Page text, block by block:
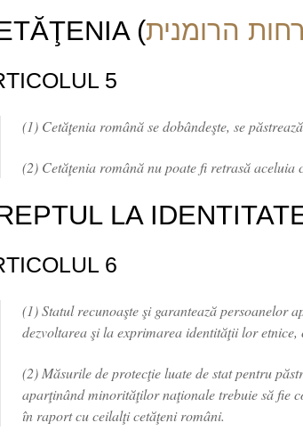
הרומנית
5
(1) Cetăţenia română se dobândeşte, se
(2) Cetăţenia română nu poate fi retrasă aceluia
LA
6
(1) Statul recunoaşte şi garantează
dezvoltarea şi la exprimarea identităţii lor
(2) Măsurile de protecţie luate de stat pentru
aparţinând minorităţilor naţionale trebuie să fie
în raport cu ceilalţi cetăţeni români.